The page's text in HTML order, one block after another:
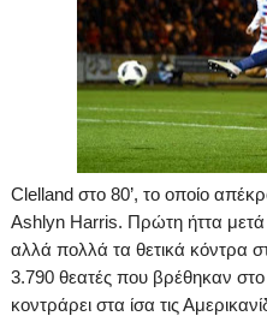
Clelland στο 80’, το οποίο
Ashlyn Harris. Πρώτη ήττα μετά
αλλά πολλά τα θετικά κόντρα
3.790 θεατές που βρέθηκαν στο
κοντράρει στα ίσα τις